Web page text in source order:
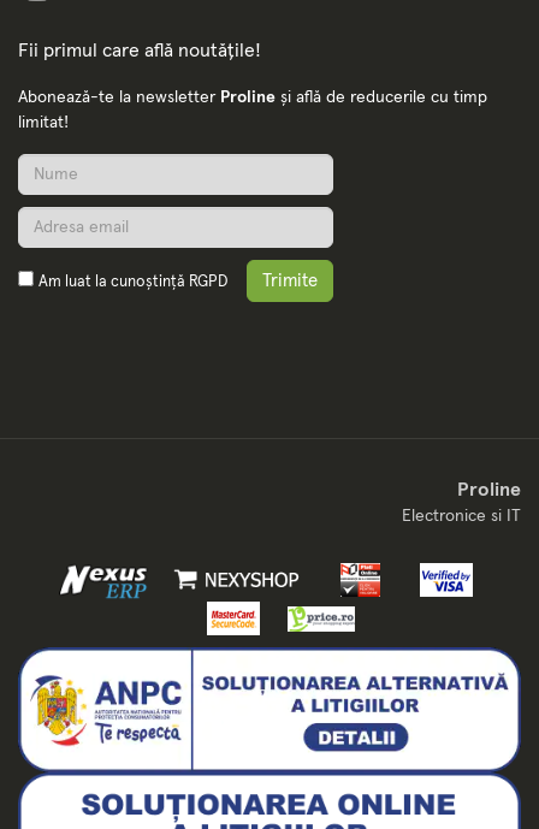
Fii primul care află noutățile!
Abonează-te la newsletter Proline și află de reducerile cu timp
limitat!
Am luat la cunoștință RGPD Trimite
Proline
Electronice si IT